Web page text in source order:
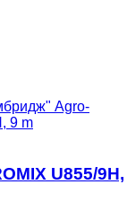
Agro-
9 m
U855/9H,